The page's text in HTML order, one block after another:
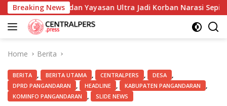
Skip
to
content
Breaking News
dan Yayasan Ultra Jadi Korban Narasi Sepihak
Home Berita
BERITA , BERITA UTAMA , CENTRALPERS , DESA ,
DPRD PANGANDARAN , HEADLINE , KABUPATEN PANGANDARAN ,
KOMINFO PANGANDARAN , SLIDE NEWS